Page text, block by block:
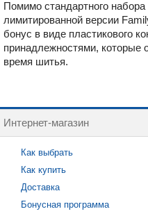
Помимо стандартного
лимитированной версии
бонус в виде пластикового
принадлежностями, которые
время шитья.
Интернет-магазин
Как выбрать
Как купить
Доставка
Бонусная программа